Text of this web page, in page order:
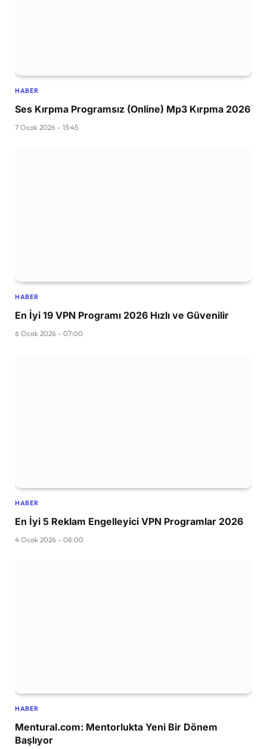
HABER
Ses Kırpma Programsız (Online) Mp3 Kırpma 2026
7 Ocak 2026 - 13:45
HABER
En İyi 19 VPN Programı 2026 Hızlı ve Güvenilir
6 Ocak 2026 - 07:00
HABER
En İyi 5 Reklam Engelleyici VPN Programlar 2026
4 Ocak 2026 - 08:00
HABER
Mentural.com: Mentorlukta Yeni Bir Dönem
Başlıyor